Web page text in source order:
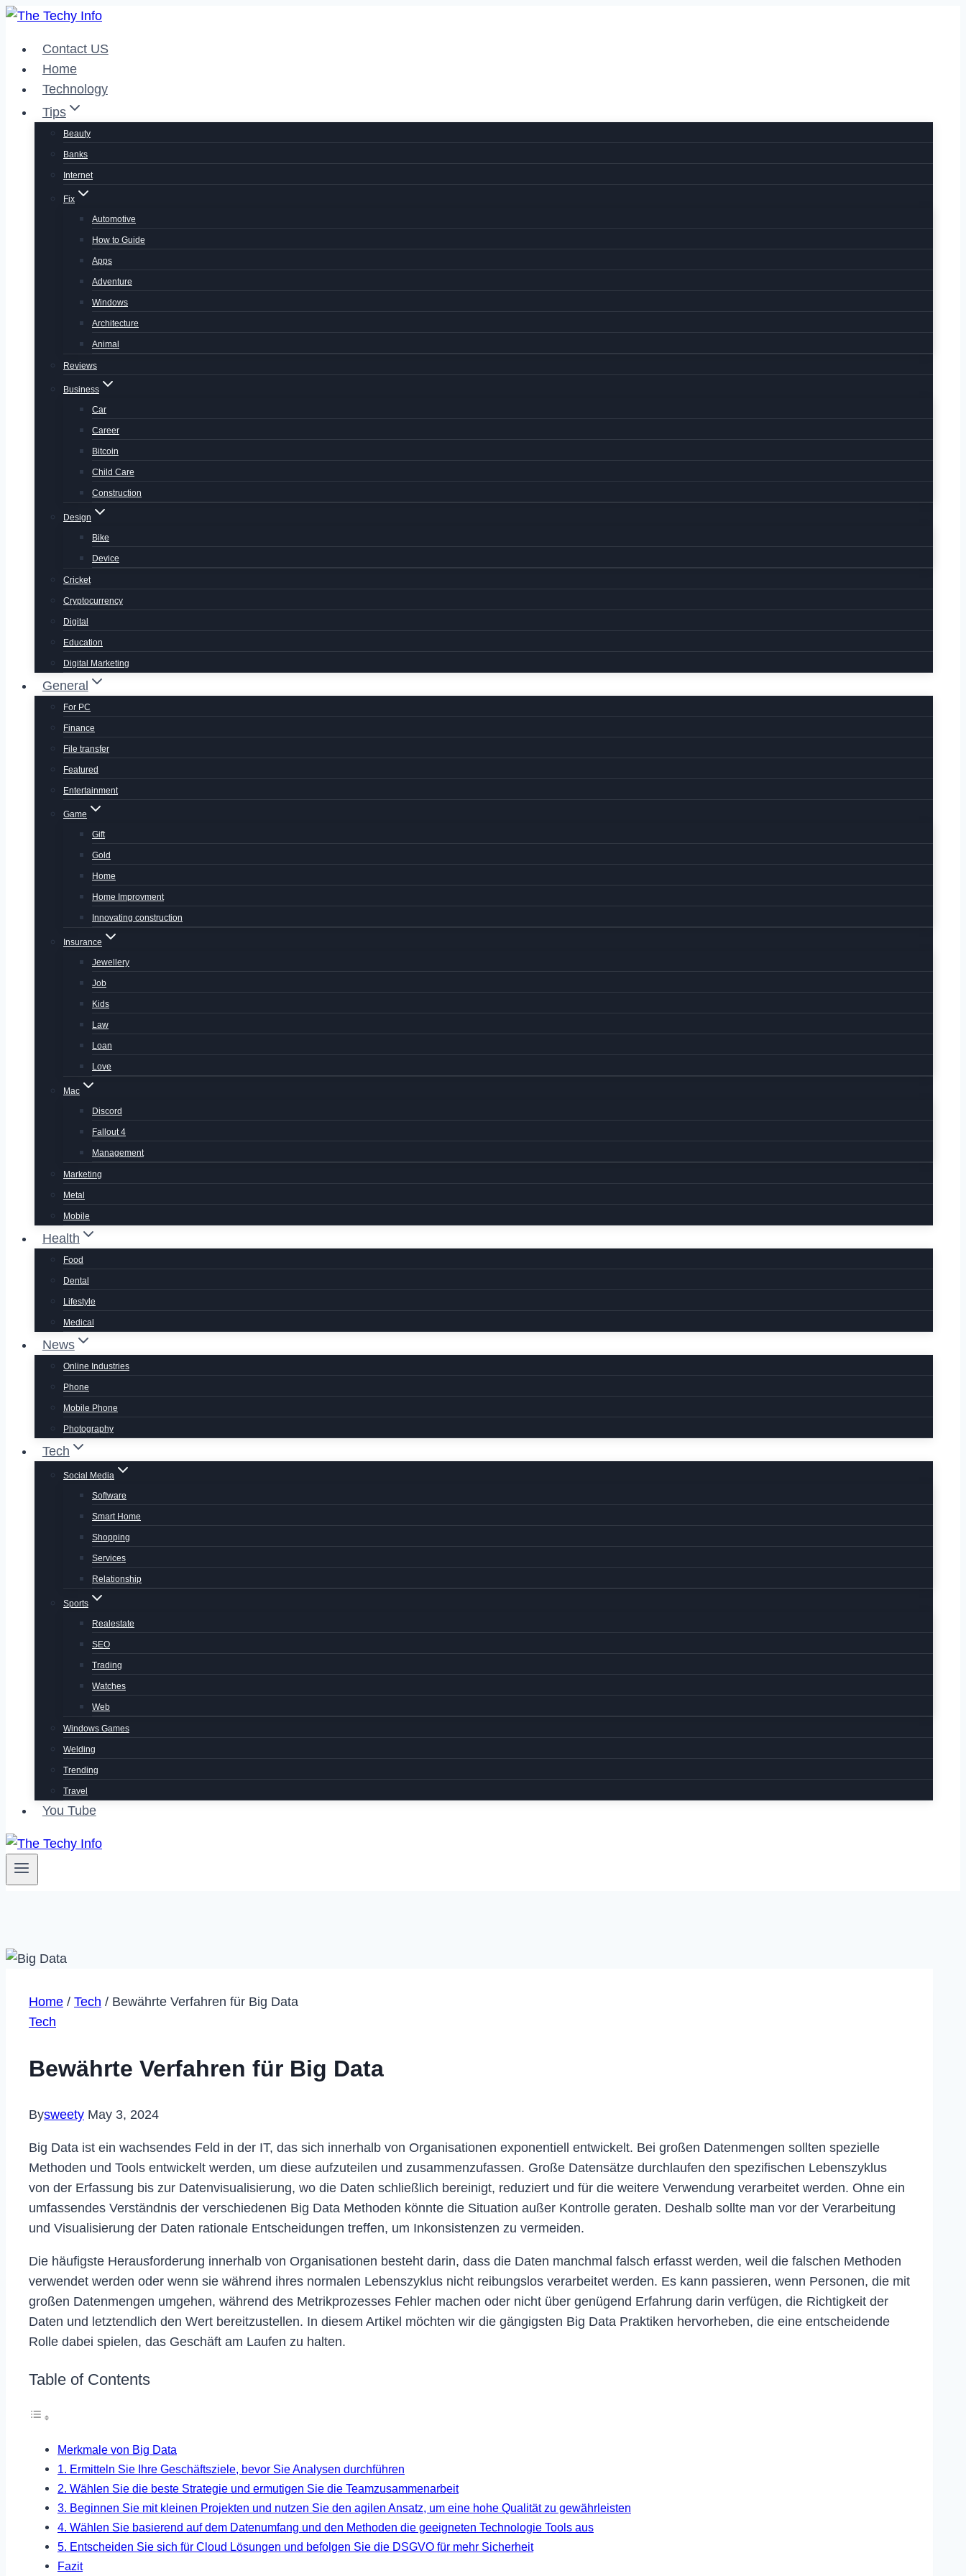
Skip
contentContact US
Home
Technology
Tips
Beauty
Banks
Internet
Fix
Automotive
How to Guide
Apps
Adventure
Windows
Architecture
Animal
Reviews
Business
Car
Career
Bitcoin
Child Care
Construction
Design
Bike
Device
Cricket
Cryptocurrency
Digital
Education
Digital Marketing
General
For PC
Finance
File transfer
Featured
Entertainment
Game
Gift
Gold
Home
Home Improvment
Innovating construction
Insurance
Jewellery
Job
Kids
Law
Loan
Love
Mac
Discord
Fallout 4
Management
Marketing
Metal
Mobile
Health
Food
Dental
Lifestyle
Medical
News
Online Industries
Phone
Mobile Phone
Photography
Tech
Social Media
Software
Smart Home
Shopping
Services
Relationship
Sports
Realestate
SEO
Trading
Watches
Web
Windows Games
Welding
Trending
Travel
You Tube
Home / Tech / Bewährte Verfahren für Big Data
Tech
Bewährte Verfahren für Big Data
Bysweety May 3, 2024
Big Data ist ein wachsendes Feld in der IT, das sich innerhalb von Organisationen exponentiell entwickelt. Bei großen Datenmengen sollten spezielle
Methoden und Tools entwickelt werden, um diese aufzuteilen und zusammenzufassen. Große Datensätze durchlaufen den spezifischen Lebenszyklus
von der Erfassung bis zur Datenvisualisierung, wo die Daten schließlich bereinigt, reduziert und für die weitere Verwendung verarbeitet werden. Ohne ein
umfassendes Verständnis der verschiedenen Big Data Methoden könnte die Situation außer Kontrolle geraten. Deshalb sollte man vor der Verarbeitung
und Visualisierung der Daten rationale Entscheidungen treffen, um Inkonsistenzen zu vermeiden.
Die häufigste Herausforderung innerhalb von Organisationen besteht darin, dass die Daten manchmal falsch erfasst werden, weil die falschen Methoden
verwendet werden oder wenn sie während ihres normalen Lebenszyklus nicht reibungslos verarbeitet werden. Es kann passieren, wenn Personen, die mit
großen Datenmengen umgehen, während des Metrikprozesses Fehler machen oder nicht über genügend Erfahrung darin verfügen, die Richtigkeit der
Daten und letztendlich den Wert bereitzustellen. In diesem Artikel möchten wir die gängigsten Big Data Praktiken hervorheben, die eine entscheidende
Rolle dabei spielen, das Geschäft am Laufen zu halten.
Table of Contents
Merkmale von Big Data
1. Ermitteln Sie Ihre Geschäftsziele, bevor Sie Analysen durchführen
2. Wählen Sie die beste Strategie und ermutigen Sie die Teamzusammenarbeit
3. Beginnen Sie mit kleinen Projekten und nutzen Sie den agilen Ansatz, um eine hohe Qualität zu gewährleisten
4. Wählen Sie basierend auf dem Datenumfang und den Methoden die geeigneten Technologie Tools aus
5. Entscheiden Sie sich für Cloud Lösungen und befolgen Sie die DSGVO für mehr Sicherheit
Fazit